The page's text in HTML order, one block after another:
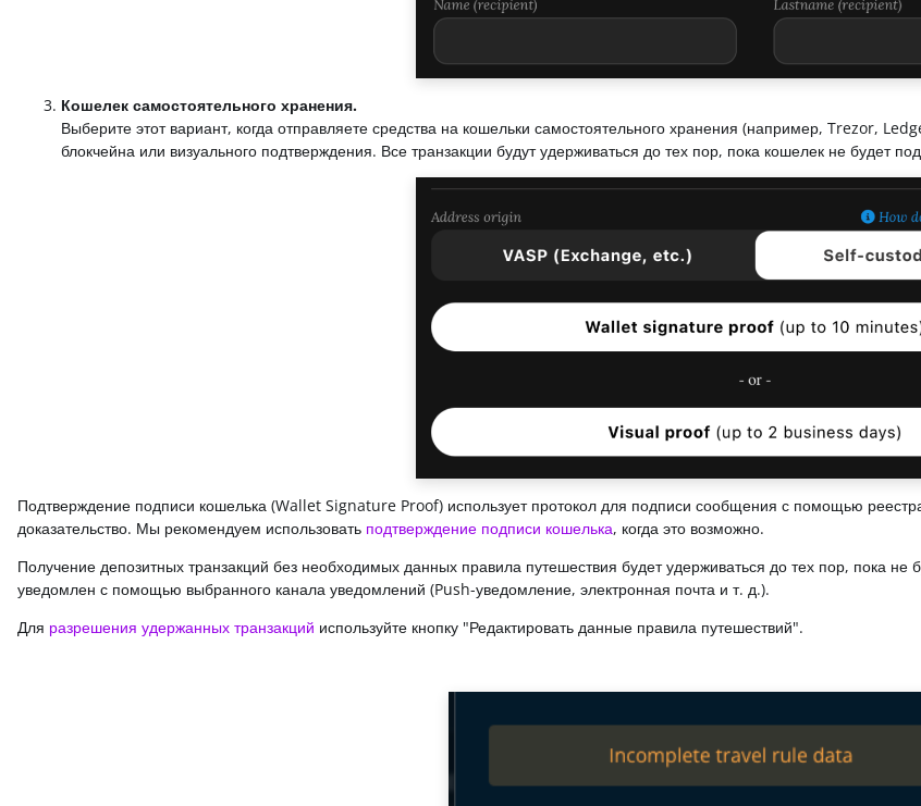
Кошелек самостоятельного хранения.
Выберите этот вариант, когда отправляете средства на кошельки самостоятельного хранения (например, Trezor,
блокчейна или визуального подтверждения. Все транзакции будут удерживаться до тех пор, пока кошелек не будет
Подтверждение подписи кошелька (Wallet Signature Proof) использует протокол для подписи сообщения с помощью
доказательство. Мы рекомендуем использовать подтверждение подписи кошелька, когда это возможно.
Получение депозитных транзакций без необходимых данных правила путешествия будет удерживаться до тех пор, пока
уведомлен с помощью выбранного канала уведомлений (Push-уведомление, электронная почта и т. д.).
Для разрешения удержанных транзакций используйте кнопку "Редактировать данные правила путешествий".